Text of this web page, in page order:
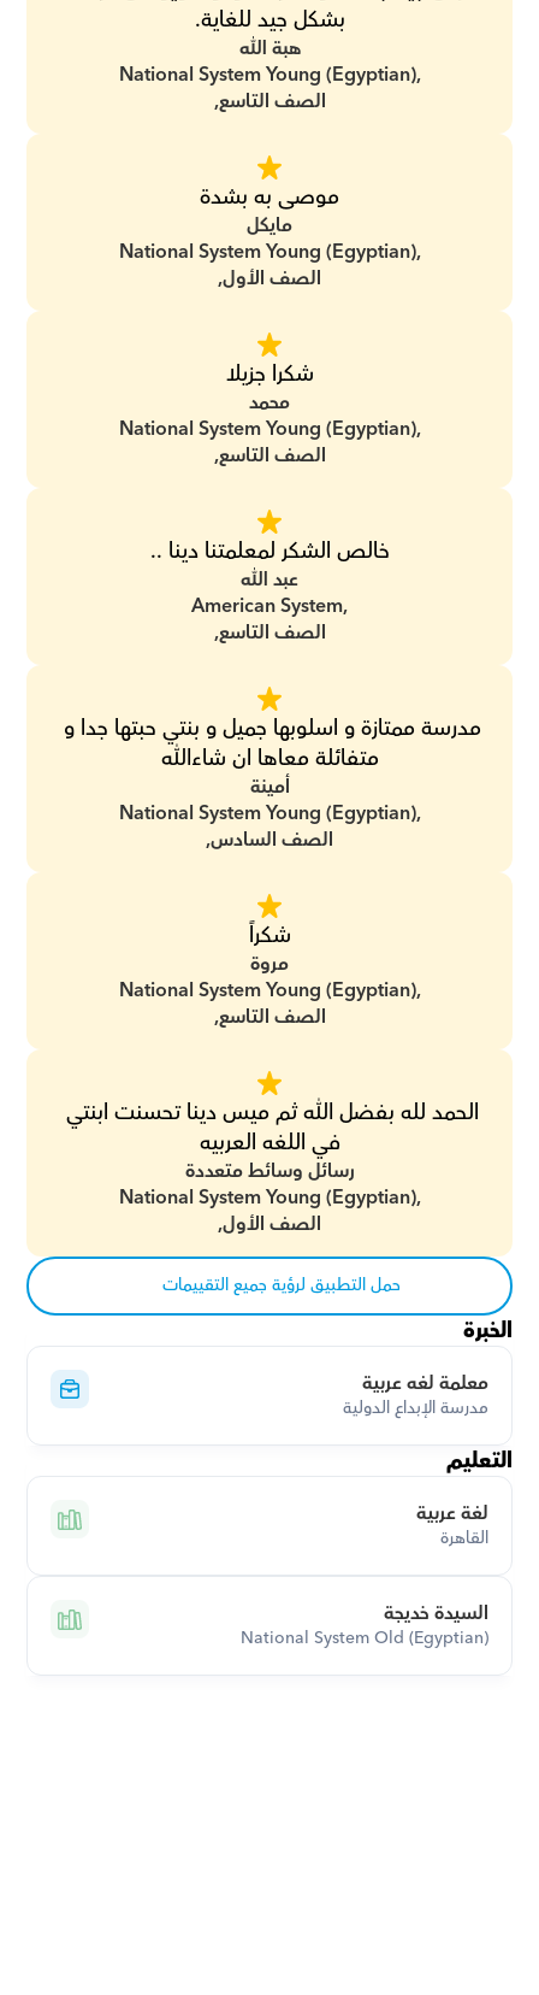
خالص الشكر لمعلمتنا دينا ..
عبد الله
الصف التاسع,
American System,
متفائلة معاها ان شاءالله
أمينة
الصف السادس,
National System Young (Egyptian),
شكراً
مروة
الصف التاسع,
National System Young (Egyptian),
في اللغه العربيه
رسائل وسائط متعددة
الصف الأول,
National System Young (Egyptian),
بشكل جيد للغاية.
هبة الله
الصف التاسع,
National System Young (Egyptian),
موصى به بشدة
مايكل
الصف الأول,
National System Young (Egyptian),
شكرا جزيلا
محمد
الصف التاسع,
National System Young (Egyptian),
حمل التطبيق لرؤية جميع التقييمات
الخبرة
معلمة لغه عربية
مدرسة الإبداع الدولية
التعليم
لغة عربية
القاهرة
السيدة خديجة
National System Old (Egyptian)